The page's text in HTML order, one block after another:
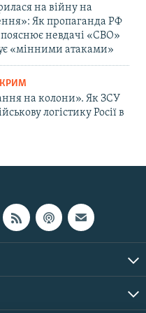
на війну на
Як пропаганда РФ
невдачі «СВО»
«мінними атаками»
КРИМ
на колони». Як ЗСУ
логістику Росії в